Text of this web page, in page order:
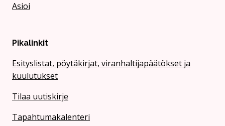
Asioi
Pikalinkit
Esityslistat, pöytäkirjat, viranhaltijapäätökset ja
kuulutukset
Tilaa uutiskirje
Tapahtumakalenteri